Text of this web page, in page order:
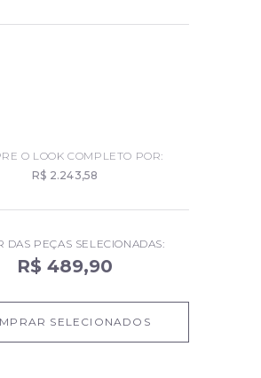
O LOOK COMPLETO POR:
R$ 2.243,58
DAS PEÇAS SELECIONADAS:
R$ 489,90
SELECIONADOS